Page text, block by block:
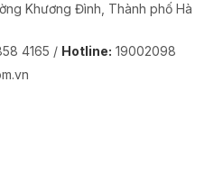
Khương Đình, Thành phố Hà
4165 / Hotline: 19002098